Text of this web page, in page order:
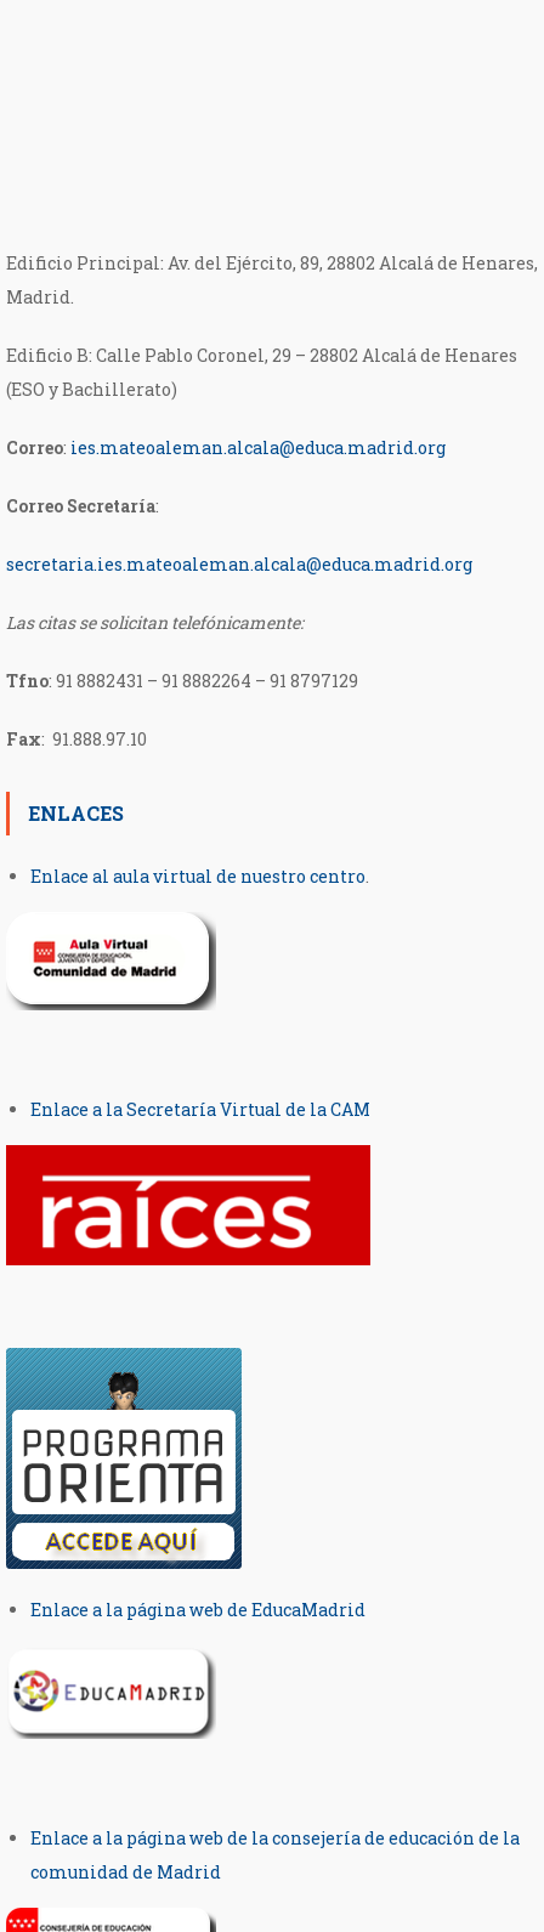
Edificio Principal: Av. del Ejército, 89, 28802 Alcalá de Henares,
Madrid.
Edificio B: Calle Pablo Coronel, 29 – 28802 Alcalá de Henares
(ESO y Bachillerato)
Correo: ies.mateoaleman.alcala@educa.madrid.org
Correo Secretaría:
secretaria.ies.mateoaleman.alcala@educa.madrid.org
Las citas se solicitan telefónicamente:
Tfno: 91 8882431 – 91 8882264 – 91 8797129
Fax: 91.888.97.10
ENLACES
Enlace al aula virtual de nuestro centro.
Enlace a la Secretaría Virtual de la CAM
Enlace a la página web de EducaMadrid
Enlace a la página web de la consejería de educación de la
comunidad de Madrid